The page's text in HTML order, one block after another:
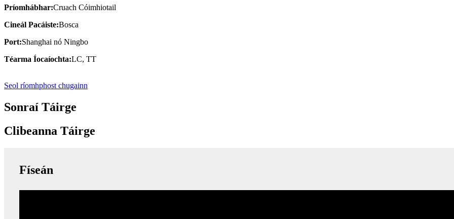
Príomhábhar:Cruach Cóimhiotail
Cineál Pacáiste:Bosca
Port:Shanghai nó Ningbo
Téarma Íocaíochta:LC, TT
Seol ríomhphost chugainn
Sonraí Táirge
Clibeanna Táirge
Físeán